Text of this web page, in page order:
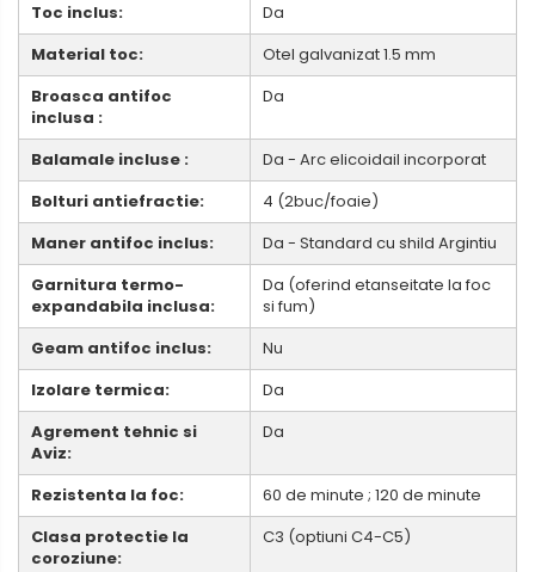
Toc inclus:
Da
Material toc:
Otel galvanizat 1.5 mm
Broasca antifoc
inclusa :
Da
Balamale incluse :
Da - Arc elicoidail incorporat
Bolturi antiefractie:
4 (2buc/foaie)
Maner antifoc inclus:
Da - Standard cu shild Argintiu
Garnitura termo-
expandabila inclusa:
Da (oferind etanseitate la foc
si fum)
Geam antifoc inclus:
Nu
Izolare termica:
Da
Agrement tehnic si
Aviz:
Da
Rezistenta la foc:
60 de minute ; 120 de minute
Clasa protectie la
coroziune:
C3 (optiuni C4-C5)